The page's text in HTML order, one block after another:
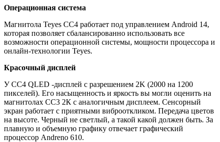
Операционная система
Магнитола Teyes CC4 работает под управлением Android 14,
которая позволяет сбалансированно использовать все
возможности операционной системы, мощности процессора и
онлайн-технологии Teyes.
Красочный дисплей
У CC4 QLED -дисплей с разрешением 2K (2000 на 1200
пикселей). Его насыщенность и яркость вы могли оценить на
магнитолах CC3 2К c аналогичным дисплеем. Сенсорный
экран работает с приятными виброоткликом. Передача цветов
на высоте. Черный не светлый, а такой какой должен быть. За
плавную и объемную графику отвечает графический
процессор Andreno 610.